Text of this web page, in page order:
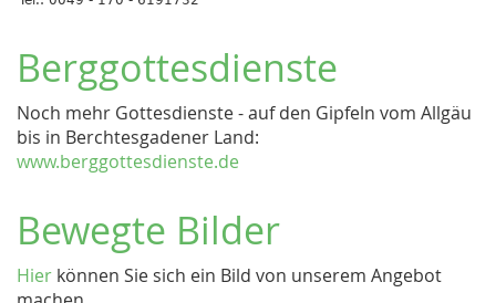
Berggottesdienste
Noch mehr Gottesdienste - auf den Gipfeln vom Allgäu
bis in Berchtesgadener Land:
www.berggottesdienste.de
Bewegte Bilder
Hier können Sie sich ein Bild von unserem Angebot